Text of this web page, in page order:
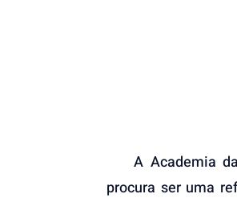
A Academia da
procura ser uma